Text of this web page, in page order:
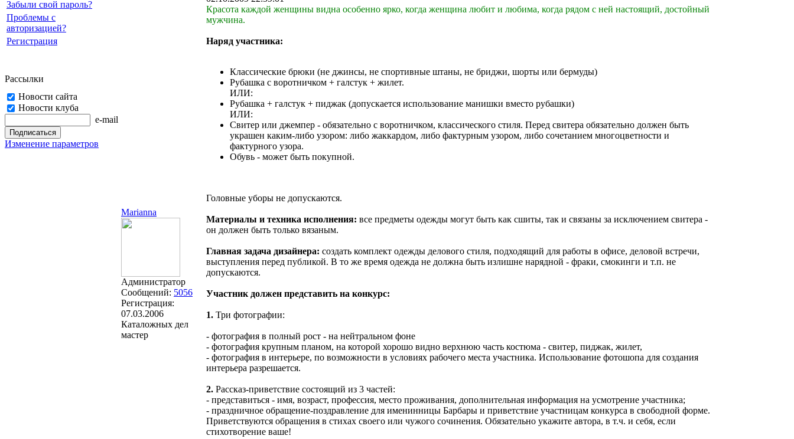
Забыли свой пароль?
Проблемы с
авторизацией?
Регистрация
Рассылки
Новости сайта
Новости клуба
e-mail
Изменение параметров
Marianna
Администратор
Сообщений: 5056
Регистрация:
07.03.2006
Каталожных дел
мастер
Красота каждой женщины видна особенно ярко, когда женщина любит и любима, когда рядом с ней настоящий, достойный
мужчина.
Наряд участника:
Классические брюки (не джинсы, не спортивные штаны, не бриджи, шорты или бермуды)
Рубашка с воротничком + галстук + жилет.
ИЛИ:
Рубашка + галстук + пиджак (допускается использование манишки вместо рубашки)
ИЛИ:
Свитер или джемпер - обязательно с воротничком, классического стиля. Перед свитера обязательно должен быть
украшен каким-либо узором: либо жаккардом, либо фактурным узором, либо сочетанием многоцветности и
фактурного узора.
Обувь - может быть покупной.
Головные уборы не допускаются.
Материалы и техника исполнения: все предметы одежды могут быть как сшиты, так и связаны за исключением свитера -
он должен быть только вязаным.
Главная задача дизайнера: создать комплект одежды делового стиля, подходящий для работы в офисе, деловой встречи,
выступления перед публикой. В то же время одежда не должна быть излишне нарядной - фраки, смокинги и т.п. не
допускаются.
Участник должен представить на конкурс:
1. Три фотографии:
- фотография в полный рост - на нейтральном фоне
- фотография крупным планом, на которой хорошо видно верхнюю часть костюма - свитер, пиджак, жилет,
- фотография в интерьере, по возможности в условиях рабочего места участника. Использование фотошопа для создания
интерьера разрешается.
2. Рассказ-приветствие состоящий из 3 частей:
- представиться - имя, возраст, профессия, место проживания, дополнительная информация на усмотрение участника;
- праздничное обращение-поздравление для именинницы Барбары и приветствие участницам конкурса в свободной форме.
Приветствуются обращения в стихах своего или чужого сочинения. Обязательно укажите автора, в т.ч. и себя, если
стихотворение ваше!